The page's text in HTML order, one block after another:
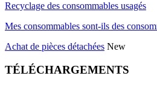
Recyclage des consommables usagés
Mes consommables sont-ils des
Achat de pièces détachées New
TÉLÉCHARGEMENTS